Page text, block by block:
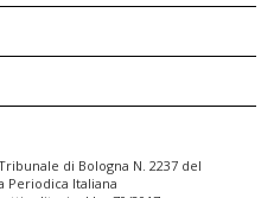
di Bologna N. 2237 del
Periodica Italiana